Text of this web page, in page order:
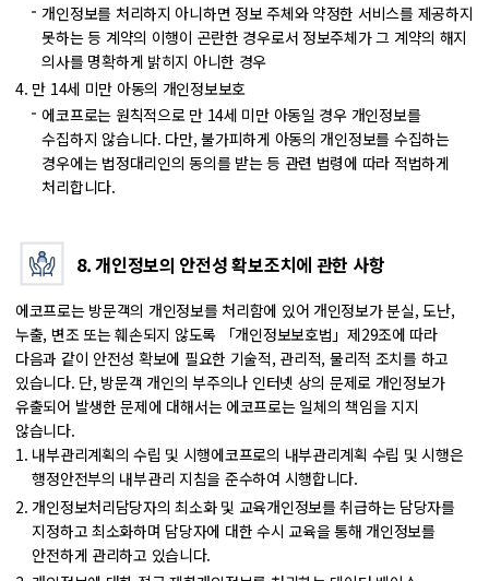
개인정보를 처리하지 아니하면 정보 주체와 약정한 서비스를 제공하지
못하는 등 계약의 이행이 곤란한 경우로서 정보주체가 그 계약의 해지
의사를 명확하게 밝히지 아니한 경우
만 14세 미만 아동의 개인정보보호
에코프로는 원칙적으로 만 14세 미만 아동일 경우 개인정보를
수집하지 않습니다. 다만, 불가피하게 아동의 개인정보를 수집하는
경우에는 법정대리인의 동의를 받는 등 관련 법령에 따라 적법하게
처리합니다.
8. 개인정보의 안전성 확보조치에 관한 사항
에코프로는 방문객의 개인정보를 처리함에 있어 개인정보가 분실, 도난,
누출, 변조 또는 훼손되지 않도록 「개인정보보호법」제29조에 따라
다음과 같이 안전성 확보에 필요한 기술적, 관리적, 물리적 조치를 하고
있습니다. 단, 방문객 개인의 부주의나 인터넷 상의 문제로 개인정보가
유출되어 발생한 문제에 대해서는 에코프로는 일체의 책임을 지지
않습니다.
내부관리계획의 수립 및 시행에코프로의 내부관리계획 수립 및 시행은
행정안전부의 내부관리 지침을 준수하여 시행합니다.
개인정보처리담당자의 최소화 및 교육개인정보를 취급하는 담당자를
지정하고 최소화하며 담당자에 대한 수시 교육을 통해 개인정보를
안전하게 관리하고 있습니다.